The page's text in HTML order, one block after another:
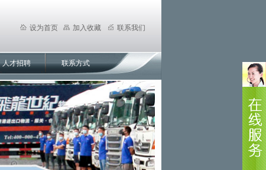
人才招聘 联系方式
设为首页 加入收藏 联系我们